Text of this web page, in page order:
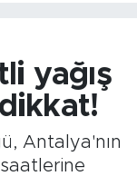
yağış
Antalya'nın